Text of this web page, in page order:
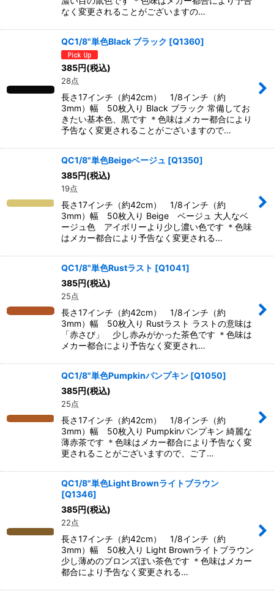
なく変更されることがございますの…
QC1/8"単色Black ブラック [Q1360]
385円(税込)
28点
長さ17インチ（約42cm） 1/8インチ（約
3mm）幅 50枚入り Black ブラック 常備してお
きたい基本色、黒です ＊色味はメカー都合により
予告なく変更されることがございますので…
QC1/8"単色Beigeベージュ [Q1350]
385円(税込)
19点
長さ17インチ（約42cm） 1/8インチ（約
3mm）幅 50枚入り Beige ベージュ 大人なベ
ージュ色 アイボリーより少し濃い色です ＊色味
はメカー都合により予告なく変更される…
QC1/8"単色Rustラスト [Q1041]
385円(税込)
25点
長さ17インチ（約42cm） 1/8インチ（約
3mm）幅 50枚入り Rustラスト ラストの意味は
「赤さび」 少し赤みがかった茶色です ＊色味は
メカー都合により予告なく変更され…
QC1/8"単色Pumpkinパンプキン [Q1050]
385円(税込)
25点
長さ17インチ（約42cm） 1/8インチ（約
3mm）幅 50枚入り Pumpkinパンプキン 綺麗な
薄赤茶です ＊色味はメカー都合により予告なく変
更されることがございますので、ご了…
QC1/8"単色Light Brownライトブラウン
[Q1346]
385円(税込)
22点
長さ17インチ（約42cm） 1/8インチ（約
3mm）幅 50枚入り Light Brownライトブラウン
少し薄めのブロンズぽい茶色です ＊色味はメカー
都合により予告なく変更される…